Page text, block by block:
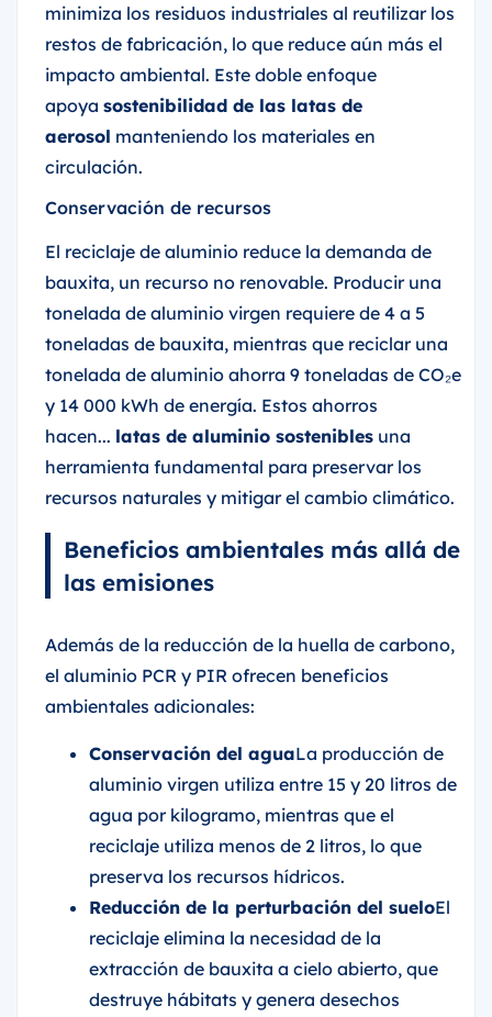
minimiza los residuos industriales al reutilizar los
restos de fabricación, lo que reduce aún más el
impacto ambiental. Este doble enfoque
apoya sostenibilidad de las latas de
aerosol manteniendo los materiales en
circulación.
Conservación de recursos
El reciclaje de aluminio reduce la demanda de
bauxita, un recurso no renovable. Producir una
tonelada de aluminio virgen requiere de 4 a 5
toneladas de bauxita, mientras que reciclar una
tonelada de aluminio ahorra 9 toneladas de CO₂e
y 14 000 kWh de energía. Estos ahorros
hacen... latas de aluminio sostenibles una
herramienta fundamental para preservar los
recursos naturales y mitigar el cambio climático.
Beneficios ambientales más allá de
las emisiones
Además de la reducción de la huella de carbono,
el aluminio PCR y PIR ofrecen beneficios
ambientales adicionales:
Conservación del aguaLa producción de
aluminio virgen utiliza entre 15 y 20 litros de
agua por kilogramo, mientras que el
reciclaje utiliza menos de 2 litros, lo que
preserva los recursos hídricos.
Reducción de la perturbación del sueloEl
reciclaje elimina la necesidad de la
extracción de bauxita a cielo abierto, que
destruye hábitats y genera desechos